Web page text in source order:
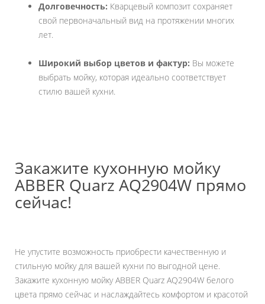
Долговечность: Кварцевый композит сохраняет
свой первоначальный вид на протяжении многих
лет.
Широкий выбор цветов и фактур: Вы можете
выбрать мойку, которая идеально соответствует
стилю вашей кухни.
Закажите кухонную мойку
ABBER Quarz AQ2904W прямо
сейчас!
Не упустите возможность приобрести качественную и
стильную мойку для вашей кухни по выгодной цене.
Закажите кухонную мойку ABBER Quarz AQ2904W белого
цвета прямо сейчас и наслаждайтесь комфортом и красотой